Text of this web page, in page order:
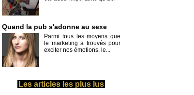
Quand la pub s'adonne au sexe
Parmi tous les moyens que
le marketing a trouvés pour
exciter nos émotions, le...
Les articles les plus lus